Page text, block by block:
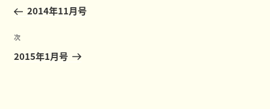
ナ
ビ
ゲ
の
稿
2014年11月号
次
の
次
2015年1月号